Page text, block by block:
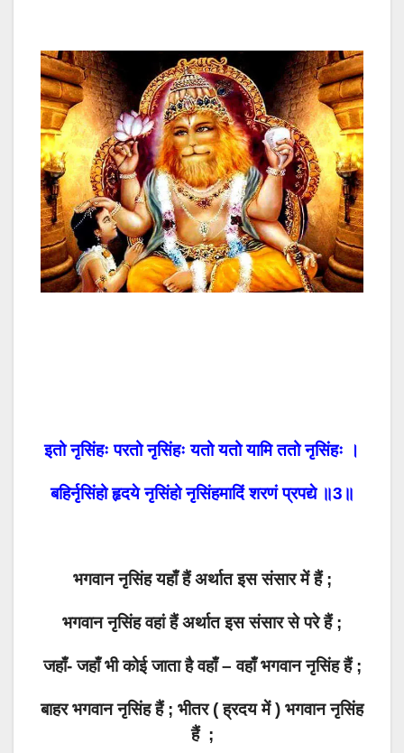
इतो नृसिंहः परतो नृसिंहः यतो यतो यामि ततो नृसिंहः ।
बहिर्नृसिंहो हृदये नृसिंहो नृसिंहमादिं शरणं प्रपद्ये ॥3॥
भगवान नृसिंह यहाँ हैं अर्थात इस संसार में हैं ;
भगवान नृसिंह वहां हैं अर्थात इस संसार से परे हैं ;
जहाँ- जहाँ भी कोई जाता है वहाँ – वहाँ भगवान नृसिंह हैं ;
बाहर भगवान नृसिंह हैं ; भीतर ( ह्रदय में ) भगवान नृसिंह
हैं ;